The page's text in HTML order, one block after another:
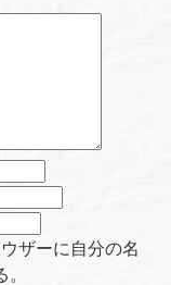
ザーに自分の名